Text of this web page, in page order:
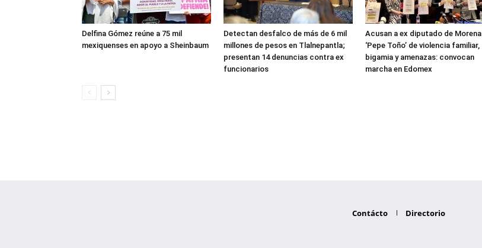
Delfina Gómez reúne a 75 mil
mexiquenses en apoyo a Sheinbaum
Detectan desfalco de más de 6 mil
millones de pesos en Tlalnepantla;
presentan 14 denuncias contra ex
funcionarios
Acusan a ex diputado de Morena
‘Pepe Toño’ de violencia familiar,
bigamia y amenazas: convocan
marcha en Edomex
Contácto Directorio